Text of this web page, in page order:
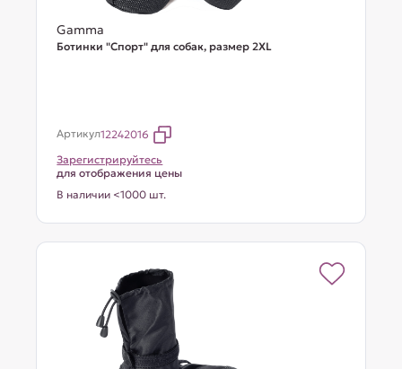
Gamma
Ботинки "Спорт" для собак, размер 2XL
Артикул12242016
Зарегистрируйтесь
для отображения цены
В наличии <1000 шт.